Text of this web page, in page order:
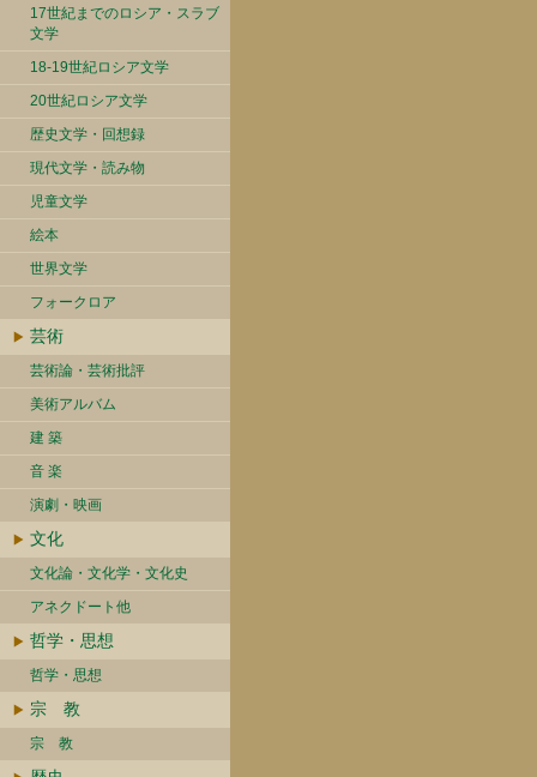
17世紀までのロシア・スラブ
文学
18-19世紀ロシア文学
20世紀ロシア文学
歴史文学・回想録
現代文学・読み物
児童文学
絵本
世界文学
フォークロア
芸術
芸術論・芸術批評
美術アルバム
建 築
音 楽
演劇・映画
文化
文化論・文化学・文化史
アネクドート他
哲学・思想
哲学・思想
宗 教
宗 教